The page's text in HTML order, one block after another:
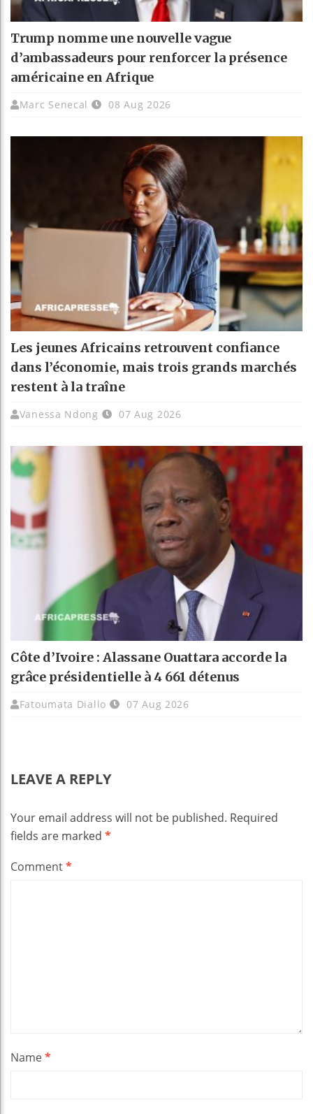
Trump nomme une nouvelle vague
d’ambassadeurs pour renforcer la présence
américaine en Afrique
Marc Senecal 08 Aug 2026
Les jeunes Africains retrouvent confiance
dans l’économie, mais trois grands marchés
restent à la traîne
Vanessa Ndong 07 Aug 2026
Côte d’Ivoire : Alassane Ouattara accorde la
grâce présidentielle à 4 661 détenus
Fatoumata Diallo 07 Aug 2026
LEAVE A REPLY
Your email address will not be published. Required
fields are marked *
Comment*
Name*